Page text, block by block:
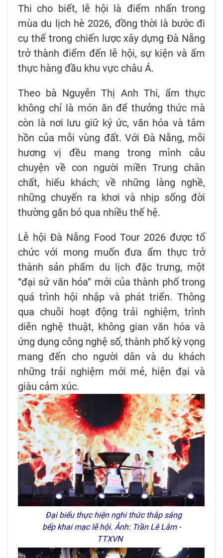
Thi cho biết, lễ hội là điểm nhấn trong
mùa du lịch hè 2026, đồng thời là bước đi
cụ thể trong chiến lược xây dựng Đà Nẵng
trở thành điểm đến lễ hội, sự kiện và ẩm
thực hàng đầu khu vực châu Á.
Theo bà Nguyễn Thị Anh Thi, ẩm thực
không chỉ là món ăn để thưởng thức mà
còn là nơi lưu giữ ký ức, văn hóa và tâm
hồn của mỗi vùng đất. Với Đà Nẵng, mỗi
hương vị đều mang trong mình câu
chuyện về con người miền Trung chân
chất, hiếu khách; về những làng nghề,
những chuyến ra khơi và nhịp sống đời
thường gắn bó qua nhiều thế hệ.
Lễ hội Đà Nẵng Food Tour 2026 được tổ
chức với mong muốn đưa ẩm thực trở
thành sản phẩm du lịch đặc trưng, một
“đại sứ văn hóa” mới của thành phố trong
quá trình hội nhập và phát triển. Thông
qua chuỗi hoạt động trải nghiệm, trình
diễn nghệ thuật, không gian văn hóa và
ứng dụng công nghệ số, thành phố kỳ vọng
mang đến cho người dân và du khách
những trải nghiệm mới mẻ, hiện đại và
giàu cảm xúc.
Đại biểu thực hiện nghi thức thắp sáng
bếp khai mạc lễ hội. Ảnh: Trần Lê Lâm -
TTXVN